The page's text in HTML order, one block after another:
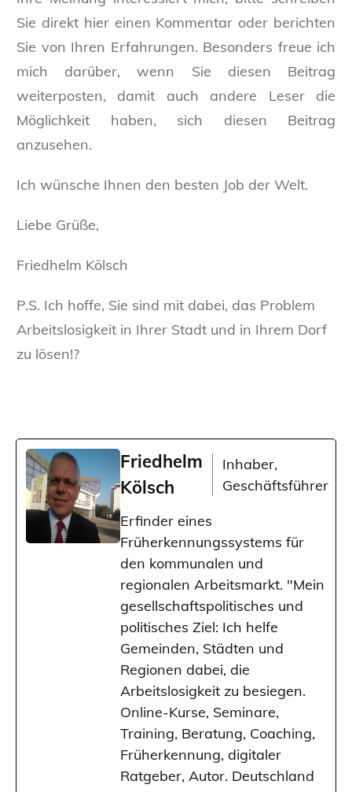
Sie direkt hier einen Kommentar oder berichten
Sie von Ihren Erfahrungen. Besonders freue ich
mich darüber, wenn Sie diesen Beitrag
weiterposten, damit auch andere Leser die
Möglichkeit haben, sich diesen Beitrag
anzusehen.
Ich wünsche Ihnen den besten Job der Welt.
Liebe Grüße,
Friedhelm Kölsch
P.S. Ich hoffe, Sie sind mit dabei, das Problem
Arbeitslosigkeit in Ihrer Stadt und in Ihrem Dorf
zu lösen!?
Friedhelm
Kölsch
Inhaber,
Geschäftsführer
Erfinder eines
Früherkennungssystems für
den kommunalen und
regionalen Arbeitsmarkt. "Mein
gesellschaftspolitisches und
politisches Ziel: Ich helfe
Gemeinden, Städten und
Regionen dabei, die
Arbeitslosigkeit zu besiegen.
Online-Kurse, Seminare,
Training, Beratung, Coaching,
Früherkennung, digitaler
Ratgeber, Autor. Deutschland